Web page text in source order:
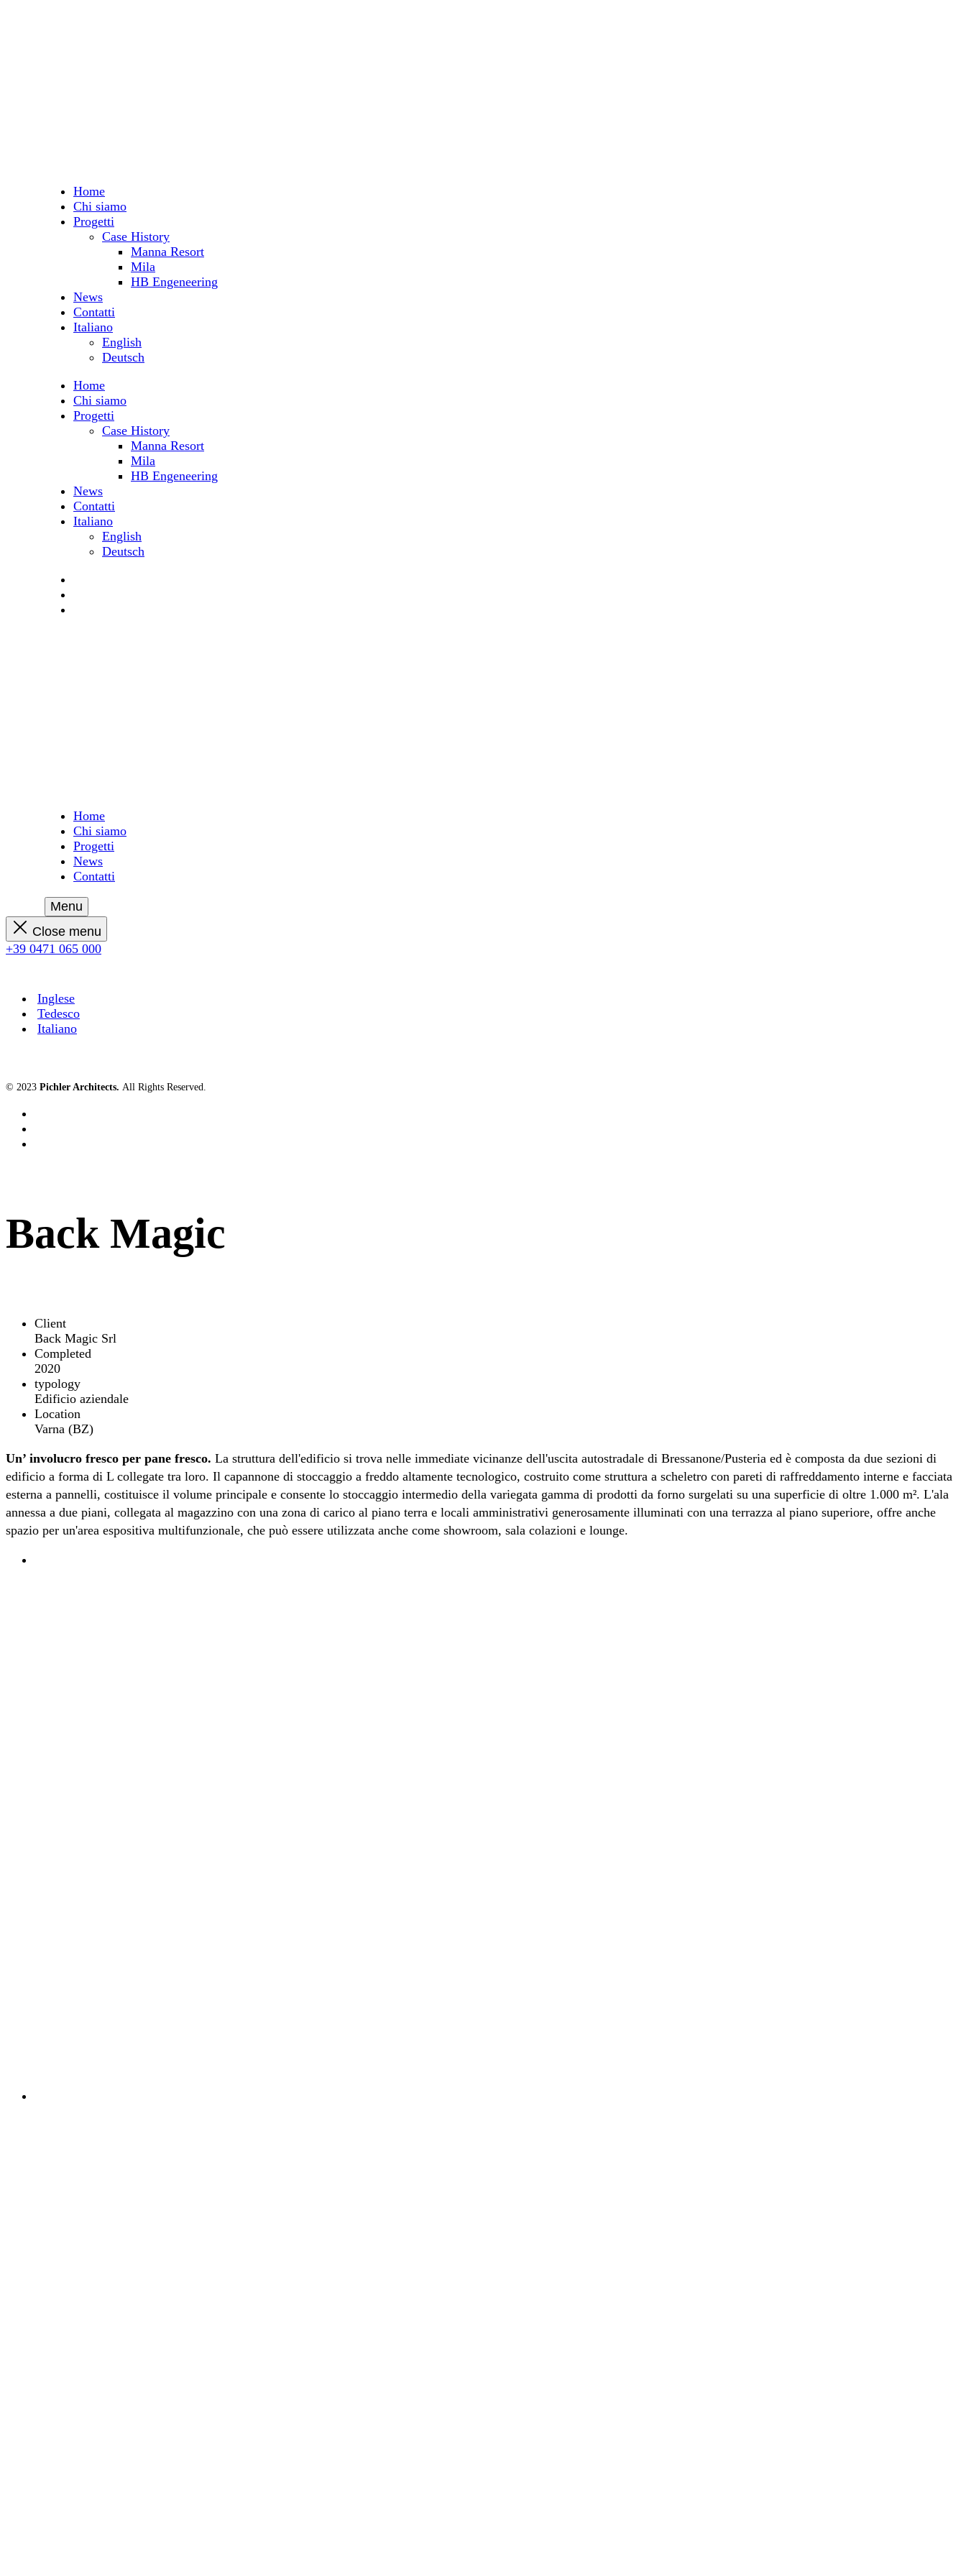
Home
Chi siamo
Progetti
Case History
Manna Resort
Mila
HB Engeneering
News
Contatti
Italiano
English
Deutsch
Home
Chi siamo
Progetti
Case History
Manna Resort
Mila
HB Engeneering
News
Contatti
Italiano
English
Deutsch
Home
Chi siamo
Progetti
News
Contatti
Menu
Close menu
+39 0471 065 000
Inglese
Tedesco
Italiano
© 2023 Pichler Architects. All Rights Reserved.
Back Magic
Client
Back Magic Srl
Completed
2020
typology
Edificio aziendale
Location
Varna (BZ)
Un’ involucro fresco per pane fresco. La struttura dell'edificio si trova nelle immediate vicinanze dell'uscita autostradale di Bressanone/Pusteria ed è composta da due sezioni di
edificio a forma di L collegate tra loro. Il capannone di stoccaggio a freddo altamente tecnologico, costruito come struttura a scheletro con pareti di raffreddamento interne e facciata
esterna a pannelli, costituisce il volume principale e consente lo stoccaggio intermedio della variegata gamma di prodotti da forno surgelati su una superficie di oltre 1.000 m². L'ala
annessa a due piani, collegata al magazzino con una zona di carico al piano terra e locali amministrativi generosamente illuminati con una terrazza al piano superiore, offre anche
spazio per un'area espositiva multifunzionale, che può essere utilizzata anche come showroom, sala colazioni e lounge.